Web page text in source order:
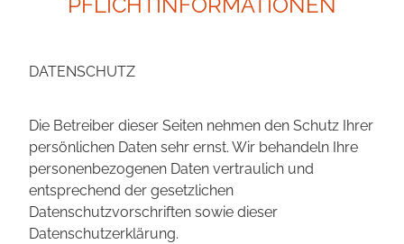
DATENSCHUTZ
Die Betreiber dieser Seiten nehmen den Schutz Ihrer
persönlichen Daten sehr ernst. Wir behandeln Ihre
personenbezogenen Daten vertraulich und
entsprechend der gesetzlichen
Datenschutzvorschriften sowie dieser
Datenschutzerklärung.